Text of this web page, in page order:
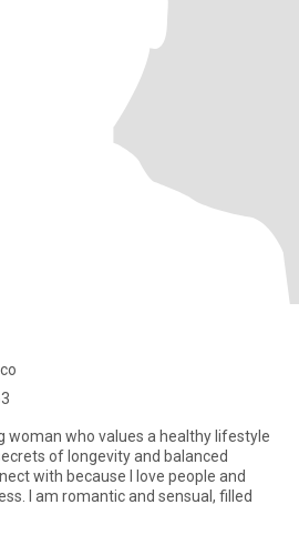
woman who values a healthy lifestyle
of longevity and balanced
with because I love people and
I am romantic and sensual, filled